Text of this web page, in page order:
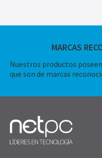
MARCAS
Nuestros productos
que son de marcas